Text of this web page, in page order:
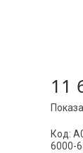
11
Код:
6000-